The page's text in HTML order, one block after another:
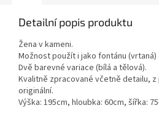
Detailní popis produktu
Žena v kameni.
Možnost použít i jako fontánu (vrtaná)
Dvě barevné variace (bílá a tělová).
Kvalitně zpracované včetně detailu,
originální.
Výška: 195cm, hloubka: 60cm, šířka: